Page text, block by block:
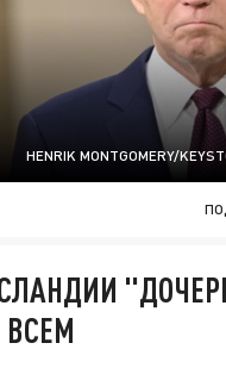
HENRIK MONTGOMERY/